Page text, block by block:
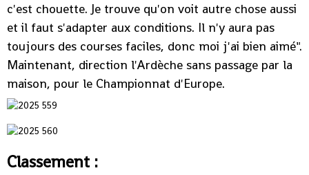
c'est chouette. Je trouve qu'on voit autre chose aussi
et il faut s'adapter aux conditions. Il n'y aura pas
toujours des courses faciles, donc moi j'ai bien aimé".
Maintenant, direction l'Ardèche sans passage par la
maison, pour le Championnat d'Europe.
Classement :